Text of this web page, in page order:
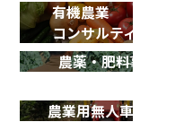
有機農業
コンサルティング
農薬・肥料事業
農業用無人車 R150